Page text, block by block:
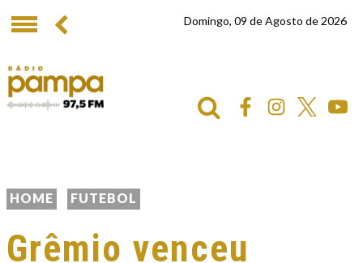
Domingo, 09 de Agosto de 2026
HOME FUTEBOL
Grêmio venceu